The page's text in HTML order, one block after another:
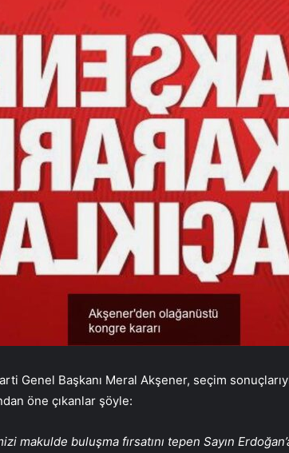
Genel Başkanı Meral Akşener, seçim
öne çıkanlar şöyle:
makulde buluşma fırsatını tepen Sayın